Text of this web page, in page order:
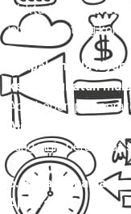
Waktu tempuhtravel
jam, tergantung
5. Apakah ada
keberangkatan
Ada, beberapa
Ajibarang
yang ingin berangkat
6. Bagaimana cara
Ajibarang?